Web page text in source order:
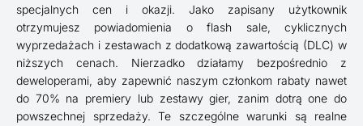
specjalnych cen i okazji. Jako zapisany użytkownik
otrzymujesz powiadomienia o flash sale, cyklicznych
wyprzedażach i zestawach z dodatkową zawartością (DLC) w
niższych cenach. Nierzadko działamy bezpośrednio z
deweloperami, aby zapewnić naszym członkom rabaty nawet
do 70% na premiery lub zestawy gier, zanim dotrą one do
powszechnej sprzedaży. Te szczególne warunki są realne